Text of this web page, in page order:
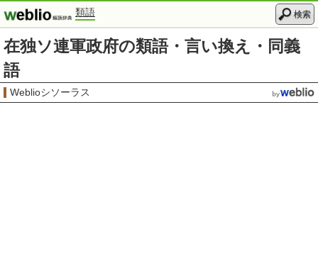
類語 検索
在独ソ連軍政府の類語・言い換え・同義
語
Weblioシソーラス